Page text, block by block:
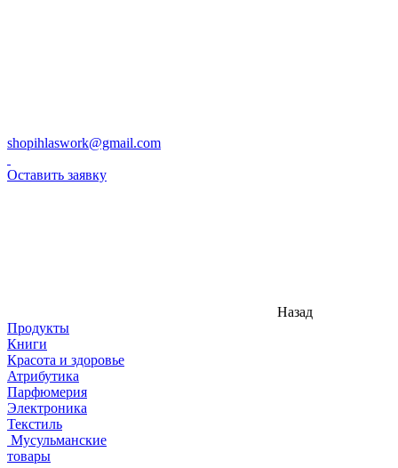
shopihlaswork@gmail.com
Оставить заявку
Назад
Продукты
Книги
Красота и здоровье
Атрибутика
Парфюмерия
Электроника
Текстиль
Мусульманские
товары